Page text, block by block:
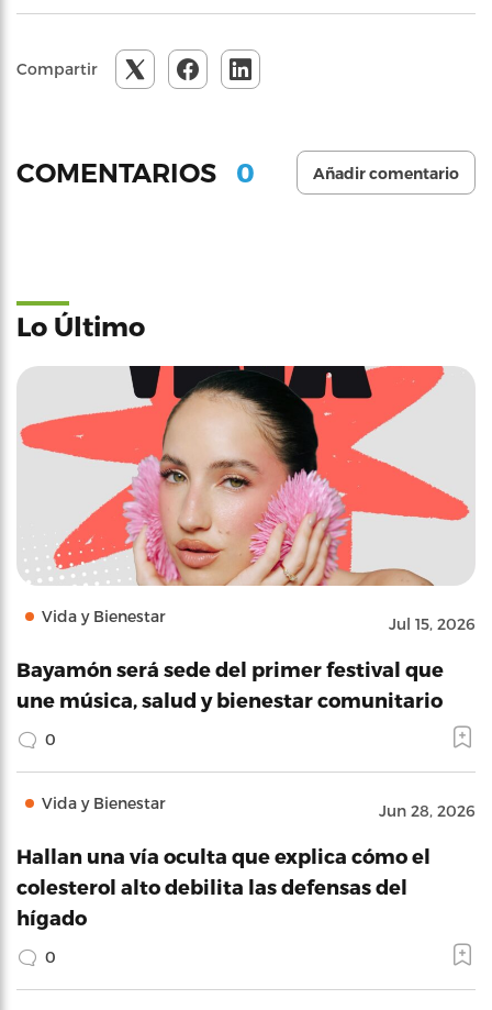
Compartir
COMENTARIOS 0 Añadir comentario
Lo Último
Vida y Bienestar Jul 15, 2026
Bayamón será sede del primer festival que
une música, salud y bienestar comunitario
0
Vida y Bienestar Jun 28, 2026
Hallan una vía oculta que explica cómo el
colesterol alto debilita las defensas del
hígado
0